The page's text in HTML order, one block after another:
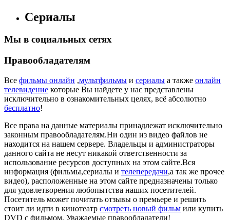
Сериалы
Мы в социальных сетях
Правообладателям
Все фильмы онлайн ,мультфильмы и сериалы а также онлайн
телевидение которые Вы найдете у нас представлены
исключительно в ознакомительных целях, всё абсолютно
бесплатно!
Все права на данные материалы принадлежат исключительно
законным правообладателям.Ни один из видео файлов не
находится на нашем сервере. Владельцы и администраторы
данного сайта не несут никакой ответственности за
использование ресурсов доступных на этом сайте.Вся
информация (фильмы,сериалы и телепередачи,а так же прочее
видео), расположенные на этом сайте предназначены только
для удовлетворения любопытства наших посетителей.
Посетитель может почитать отзывы о премьере и решить
стоит ли идти в кинотеатр смотреть новый фильм или купить
DVD с фильмом. Уважаемые правообладатели!